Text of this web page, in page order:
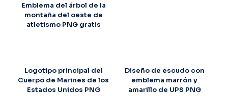
Emblema del árbol de la
montaña del oeste de
atletismo PNG gratis
Logotipo principal del
Cuerpo de Marines de los
Estados Unidos PNG
Diseño de escudo con
emblema marrón y
amarillo de UPS PNG